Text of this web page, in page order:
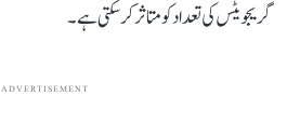
گریجویٹس کی تعداد کو متاثر کر سکتی ہے۔
ADVERTISEMENT